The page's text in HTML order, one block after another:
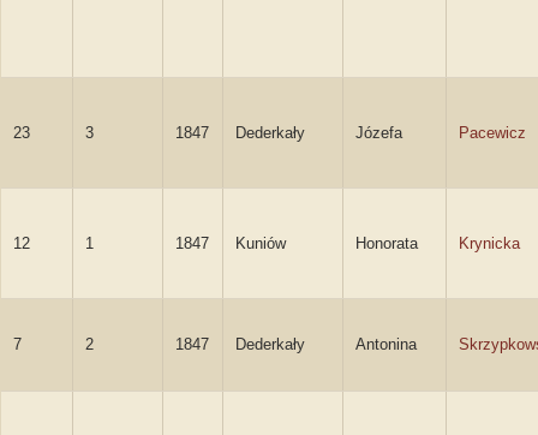
23 3 1847 Dederkały Józefa Pacewicz
12 1 1847 Kuniów Honorata Krynicka
7 2 1847 Dederkały Antonina